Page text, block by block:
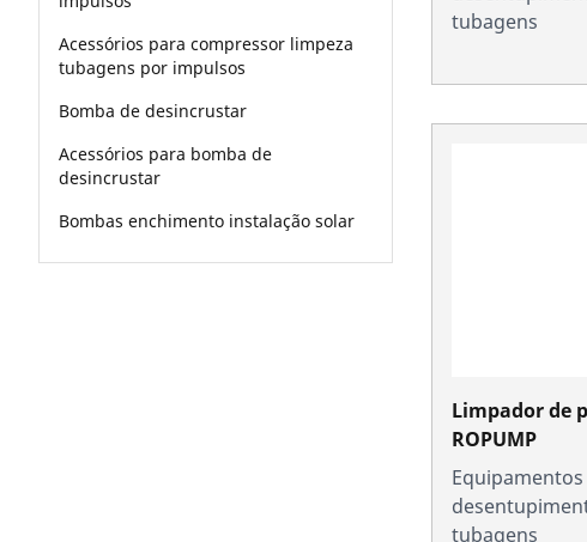
Acessórios para compressor limpeza
tubagens por impulsos
Bomba de desincrustar
Acessórios para bomba de
desincrustar
Bombas enchimento instalação solar
tubagens
Limpador de
ROPUMP
tubagens